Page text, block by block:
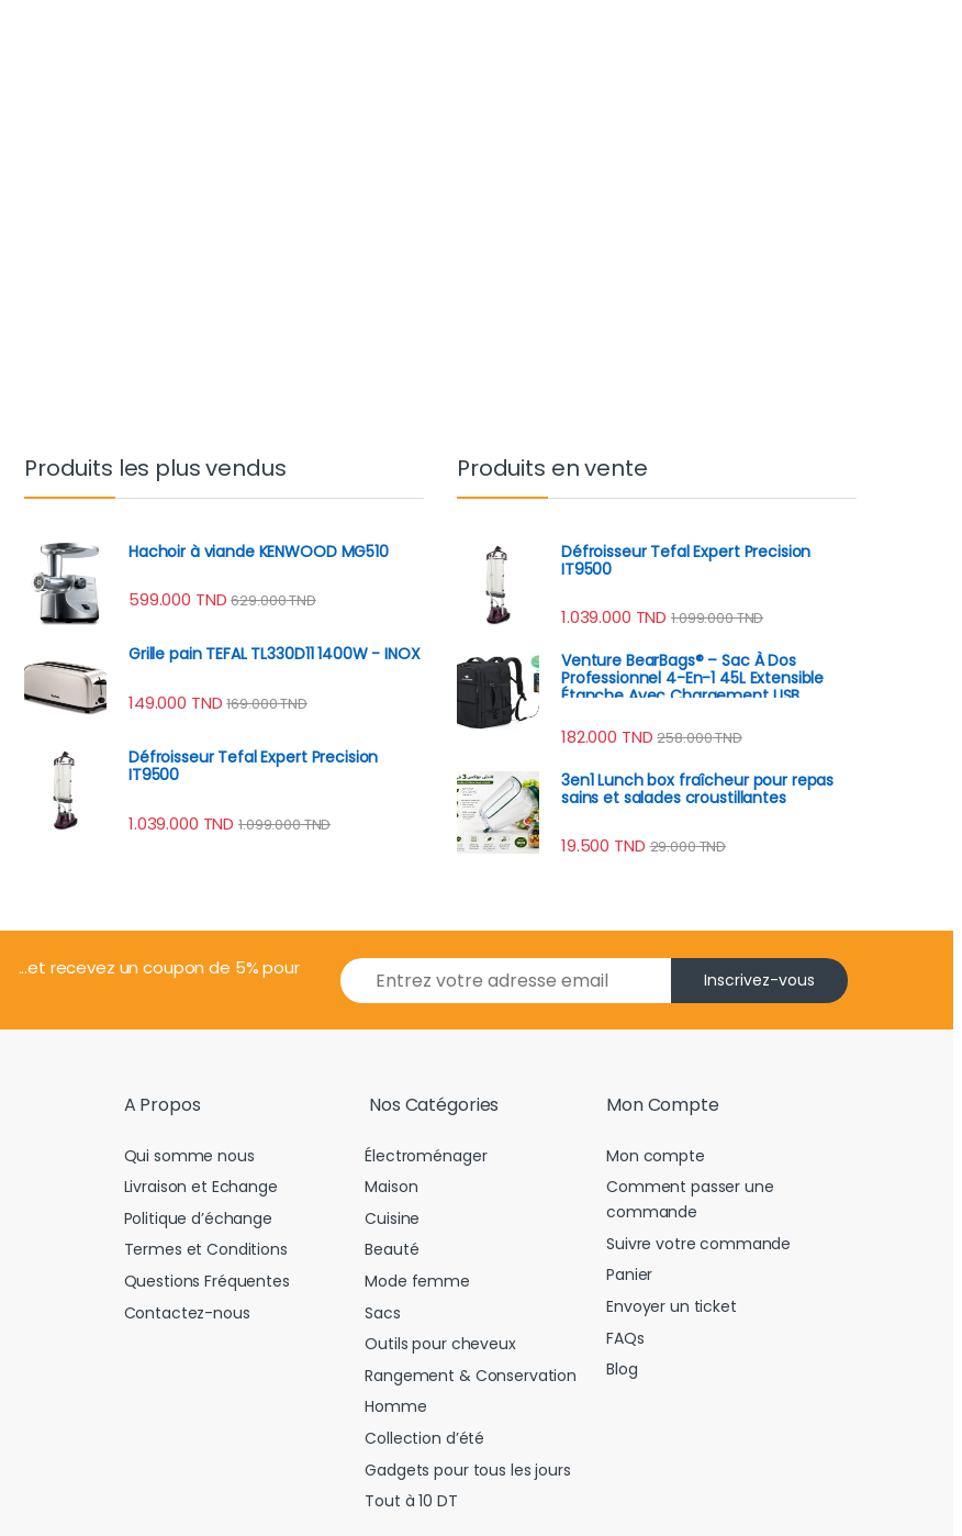
Produits les plus vendus
Hachoir à viande KENWOOD MG510
599.000 TND 629.000TND
Grille pain TEFAL TL330D11 1400W - INOX
149.000 TND 169.000TND
Défroisseur Tefal Expert Precision
IT9500
1.039.000 TND 1.099.000TND
Produits en vente
Défroisseur Tefal Expert Precision
IT9500
1.039.000 TND 1.099.000TND
Venture BearBags® – Sac À Dos
Professionnel 4-En-1 45L Extensible
Étanche Avec Chargement USB
182.000 TND 258.000TND
3en1 Lunch box fraîcheur pour repas
sains et salades croustillantes
19.500 TND 29.000TND
...et recevez un coupon de 5% pour
E
m
i
Inscrivez-vous
A Propos
Qui somme nous
Livraison et Echange
Politique d’échange
Termes et Conditions
Questions Fréquentes
Contactez-nous
Nos Catégories
Électroménager
Maison
Cuisine
Beauté
Mode femme
Sacs
Outils pour cheveux
Rangement & Conservation
Homme
Collection d’été
Gadgets pour tous les jours
Tout à 10 DT
Mon Compte
Mon compte
Comment passer une
commande
Suivre votre commande
Panier
Envoyer un ticket
FAQs
Blog